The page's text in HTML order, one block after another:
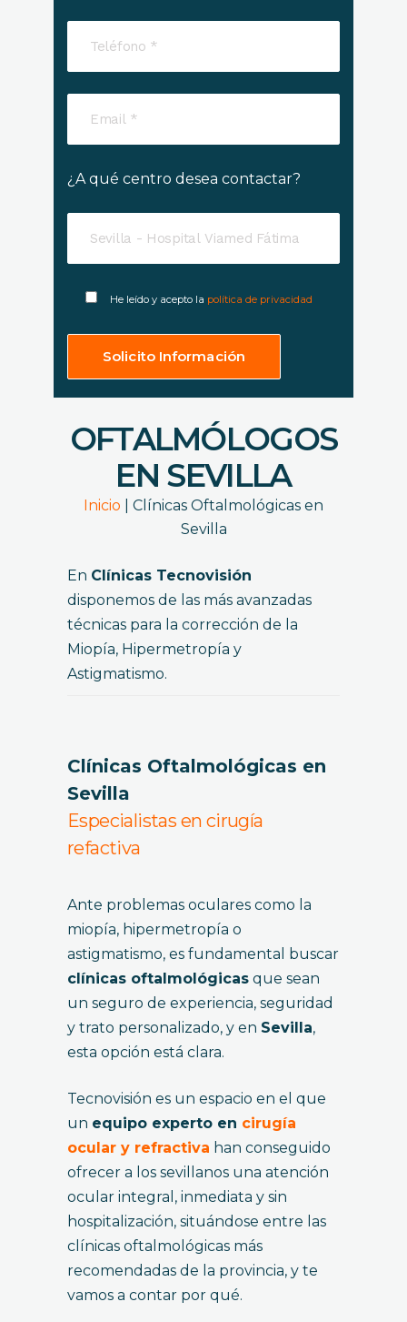
¿A qué centro desea contactar?
He leído y acepto la política de privacidad
OFTALMÓLOGOS
EN SEVILLA
Inicio
Clínicas Oftalmológicas en
Sevilla
En Clínicas Tecnovisión
disponemos de las más avanzadas
técnicas para la corrección de la
Miopía, Hipermetropía y
Astigmatismo.
Clínicas Oftalmológicas en
Sevilla
Especialistas en cirugía
refactiva
Ante problemas oculares como la
miopía, hipermetropía o
astigmatismo, es fundamental buscar
clínicas oftalmológicas que sean
un seguro de experiencia, seguridad
y trato personalizado, y en Sevilla,
esta opción está clara.
Tecnovisión es un espacio en el que
un equipo experto en cirugía
ocular y refractiva han conseguido
ofrecer a los sevillanos una atención
ocular integral, inmediata y sin
hospitalización, situándose entre las
clínicas oftalmológicas más
recomendadas de la provincia, y te
vamos a contar por qué.